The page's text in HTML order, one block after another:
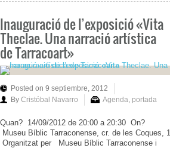
Inauguració de l’exposició «Vita
Theclae. Una narració artística
de Tarracoart»
Posted on 9 septiembre, 2012
By Cristóbal Navarro Agenda portada
Quan? 14/09/2012 de 20:00 a 20:30 On?
Museu Bíblic Tarraconense, cr. de les Coques, 1
Organitzat per Museu Bíblic Tarraconense i